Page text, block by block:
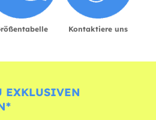
Kontaktiere uns
EXKLUSIVEN